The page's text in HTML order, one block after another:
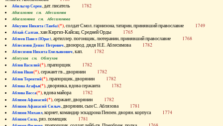
Абильгор Серен, дат. писатель 1782
Абисаломов см. Абесаломов
Абисаломова см. Абесаломова
Абкузин Никита (Танба)(*), солдат Смол. гарнизона, татарин, принявший православие 1749
Аблай-Салтан, хан Киргиз-Кайсац. Средней Орды 1765
Аблеев Павел (Юрас), артиллер. погонщик, лютеранин, принявший православие 1768
Аблесимов Денис Петрович, двоюрод. дядя Н.Е. Аблесимова 1782
Аблесимов Никита Емельянович, кап. 1782
Аблеухов см. Облеухов
Аблов Василий(*), прапорщик 1782
Аблов Иван(*), сержант гв., дворянин 1782
Аблов Терентий(*), прапорщик, дворянин 1782
Аблова Агафья(*), дворянка, вдова сержанта 1782
Аблова Васса(*), вдова майора 1782
Аблязов Афанасий(*), сержант, дворянин 1782
Аблязов Афанасий Силыч, дворянин, сын С. Аблязова 1781
Аблязов Михаил, корнет, командир эскадрона Пензен. дворян. корпуса 1774
Аблязов Сила, ряз. помещик 1781